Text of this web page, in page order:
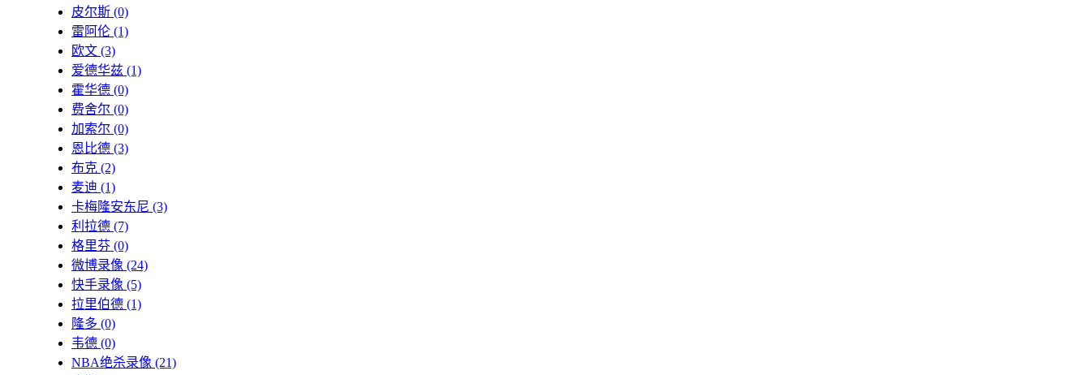
皮尔斯 (0)
雷阿伦 (1)
欧文 (3)
爱德华兹 (1)
霍华德 (0)
费舍尔 (0)
加索尔 (0)
恩比德 (3)
布克 (2)
麦迪 (1)
卡梅隆安东尼 (3)
利拉德 (7)
格里芬 (0)
微博录像 (24)
快手录像 (5)
拉里伯德 (1)
隆多 (0)
韦德 (0)
NBA绝杀录像 (21)